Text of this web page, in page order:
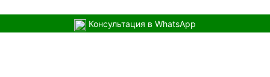
Консультация в WhatsApp